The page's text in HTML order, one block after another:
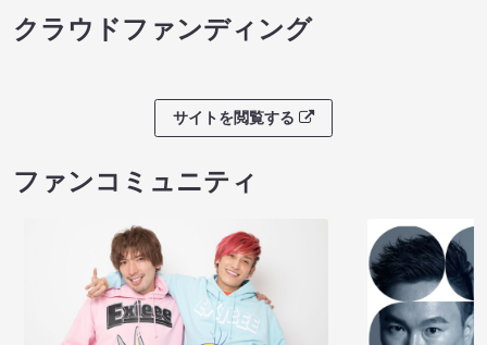
クラウドファンディング
サイトを閲覧する
ファンコミュニティ